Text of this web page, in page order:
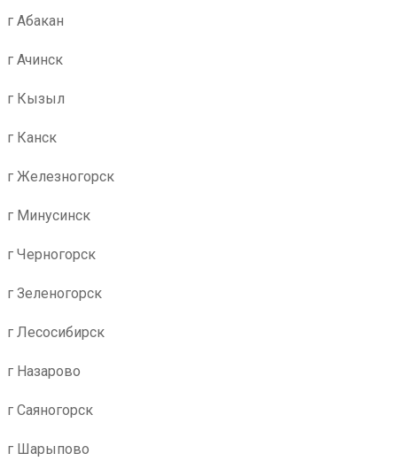
г Абакан
г Ачинск
г Кызыл
г Канск
г Железногорск
г Минусинск
г Черногорск
г Зеленогорск
г Лесосибирск
г Назарово
г Саяногорск
г Шарыпово